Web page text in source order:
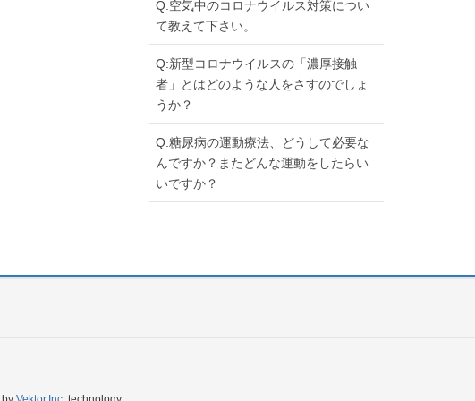
Q:空気中のコロナウイルス対策につい
て教えて下さい。
Q:新型コロナウイルスの「濃厚接触
者」とはどのような人をさすのでしょ
うか？
Q:糖尿病の運動療法、どうして必要な
んですか？またどんな運動をしたらい
いですか？